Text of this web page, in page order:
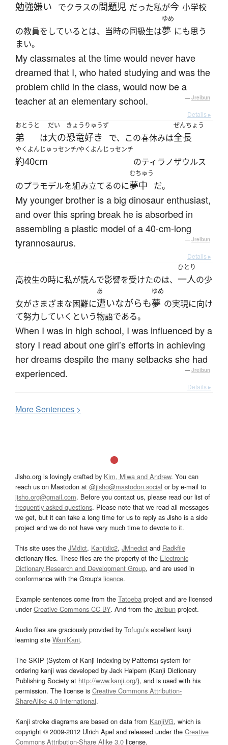
勉強嫌い でクラスの問題児 だった私が今 小学校
の教員をしているとは、当時の同級生は
ゆめ
夢 にも思う
まい。
My classmates at the time would never have
dreamed that I, who hated studying and was the
problem child in the class, would now be a
teacher at an elementary school.
— Jreibun
Details ▸
おとうと
弟 は
だい
大の
きょうりゅうず
恐竜好き で、この春休みは
ぜんちょう
全長
やくよんじゅっセンチ/やくよんじっセンチ
約40cm のティラノザウルス
のプラモデルを組み立てるのに
むちゅう
夢中 だ。
My younger brother is a big dinosaur enthusiast,
and over this spring break he is absorbed in
assembling a plastic model of a 40-cm-long
tyrannosaurus.
— Jreibun
Details ▸
高校生の時に私が読んで影響を受けたのは、
ひとり
一人の少
女がさまざまな困難に
あ
遭いながらも
ゆめ
夢 の実現に向け
て努力していくという物語である。
When I was in high school, I was influenced by a
story I read about one girl’s efforts in achieving
her dreams despite the many setbacks she had
experienced.
— Jreibun
Details ▸
MoreSentences >
Jisho.org is lovingly crafted by Kim, Miwa and Andrew. You can
reach us on Mastodon at @jisho@mastodon.social or by e-mail to
jisho.org@gmail.com. Before you contact us, please read our list of
frequently asked questions. Please note that we read all messages
we get, but it can take a long time for us to reply as Jisho is a side
project and we do not have very much time to devote to it.
This site uses the JMdict, Kanjidic2, JMnedict and Radkfile
dictionary files. These files are the property of the Electronic
Dictionary Research and Development Group, and are used in
conformance with the Group's licence.
Example sentences come from the Tatoeba project and are licensed
underCreative Commons CC-BY. And from the Jreibun project.
Audio files are graciously provided by Tofugu’s excellent kanji
learning site WaniKani.
The SKIP (System of Kanji Indexing by Patterns) system for
ordering kanji was developed by Jack Halpern (Kanji Dictionary
Publishing Society at http://www.kanji.org/), and is used with his
permission. The license is Creative Commons Attribution-
ShareAlike 4.0 International.
Kanji stroke diagrams are based on data from KanjiVG, which is
copyright © 2009-2012 Ulrich Apel and released under the Creative
Commons Attribution-Share Alike 3.0 license.